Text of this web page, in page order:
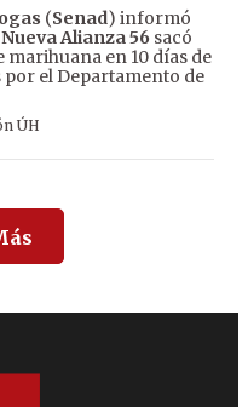
(Senad) informó
Alianza 56 sacó
en 10 días de
el Departamento de
ÚH